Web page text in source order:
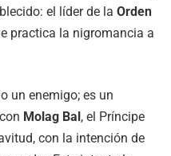
el líder de la Orden
practica la nigromancia a
un enemigo; es un
Molag Bal , el Príncipe
con la intención de